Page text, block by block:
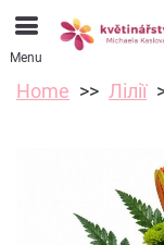
Menu
Home Лілії